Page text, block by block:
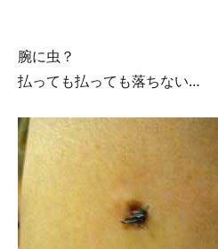
腕に虫？
払っても払っても落ちない…